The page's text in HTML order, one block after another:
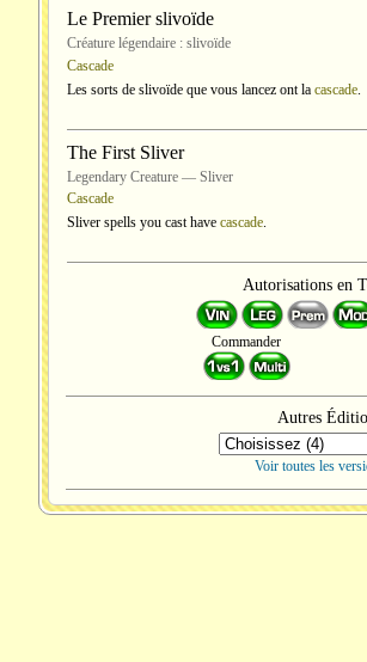
Le Premier slivoïde
Créature légendaire : slivoïde
Cascade
Les sorts de slivoïde que vous lancez ont la cascade.
The First Sliver
Legendary Creature — Sliver
Cascade
Sliver spells you cast have cascade.
Autorisations en
Commander
Autres
Voir toutes les